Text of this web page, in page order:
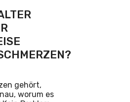
gehört,
worum es